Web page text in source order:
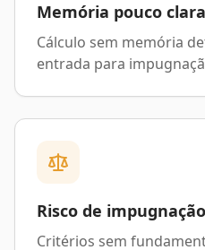
Memória pouco clara
Cálculo sem memória
entrada para
Risco de impugnação
Critérios sem